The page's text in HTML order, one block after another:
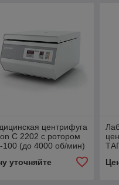
центрифуга
C 2202 с ротором
100 (до 4000 об/мин)
уточняйте